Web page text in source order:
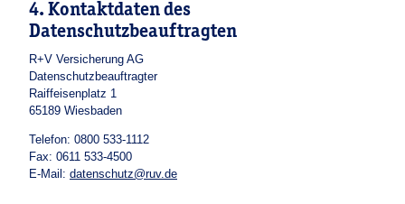
4. Kontaktdaten des
Datenschutzbeauftragten
R+V Versicherung AG
Datenschutzbeauftragter
Raiffeisenplatz 1
65189 Wiesbaden
Telefon: 0800 533-1112
Fax: 0611 533-4500
E-Mail: datenschutz@ruv.de